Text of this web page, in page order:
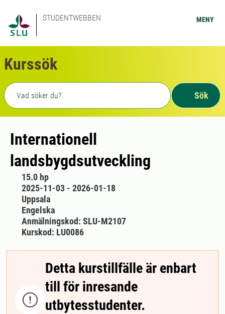
STUDENTWEBBEN MENY
Kurssök
Fritext sökning
Sök
Internationell
landsbygdsutveckling
15.0 hp
2025-11-03 - 2026-01-18
Uppsala
Engelska
Anmälningskod: SLU-M2107
Kurskod: LU0086

Detta kurstillfälle är enbart
till för inresande
utbytesstudenter.